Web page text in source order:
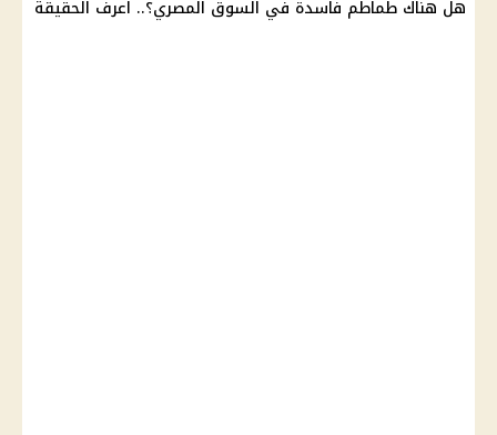
هل هناك طماطم فاسدة في السوق المصري؟.. اعرف الحقيقة